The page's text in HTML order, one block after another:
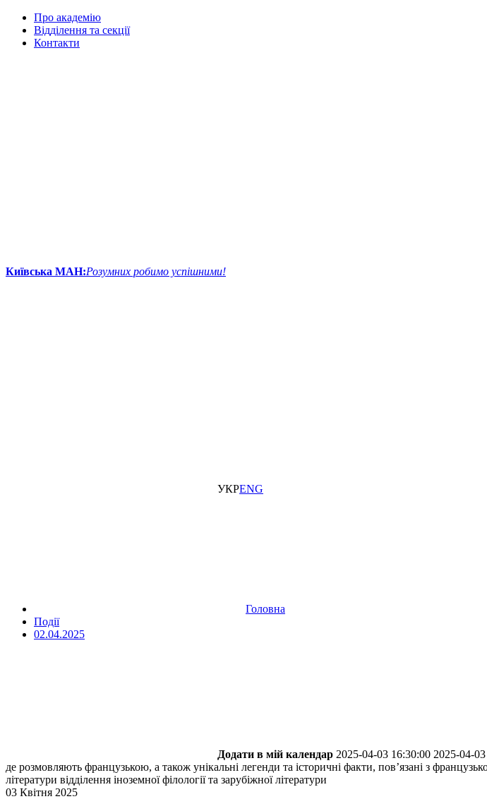
Про академію
Відділення та секції
Контакти
Київська МАН:Розумних робимо успішними!
УКРENG
Головна
Події
02.04.2025
Додати в мій календар 2025-04-03 16:30:00 2025-04-
де розмовляють французькою, а також унікальні легенди та історичні факти, пов’язані з
літератури відділення іноземної філології та зарубіжної літератури
03 Квітня 2025